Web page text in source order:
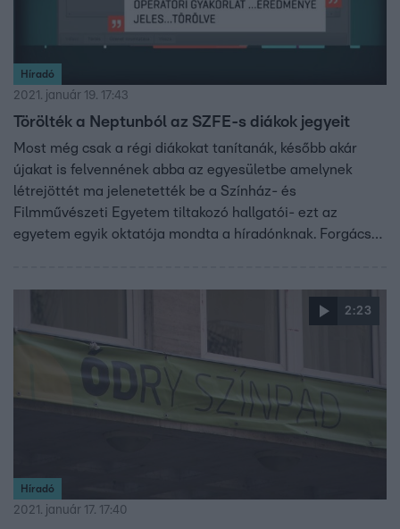
Híradó
2021. január 19. 17:43
Törölték a Neptunból az SZFE-s diákok jegyeit
Most még csak a régi diákokat tanítanák, később akár
újakat is felvennének abba az egyesületbe amelynek
létrejöttét ma jelenetették be a Színház- és
Filmművészeti Egyetem tiltakozó hallgatói- ezt az
egyetem egyik oktatója mondta a híradónknak. Forgács
megszerzett jegyeit, bár azt ígérik: februárban utólag újra
rögzítik azokat.
2:23
Híradó
2021. január 17. 17:40